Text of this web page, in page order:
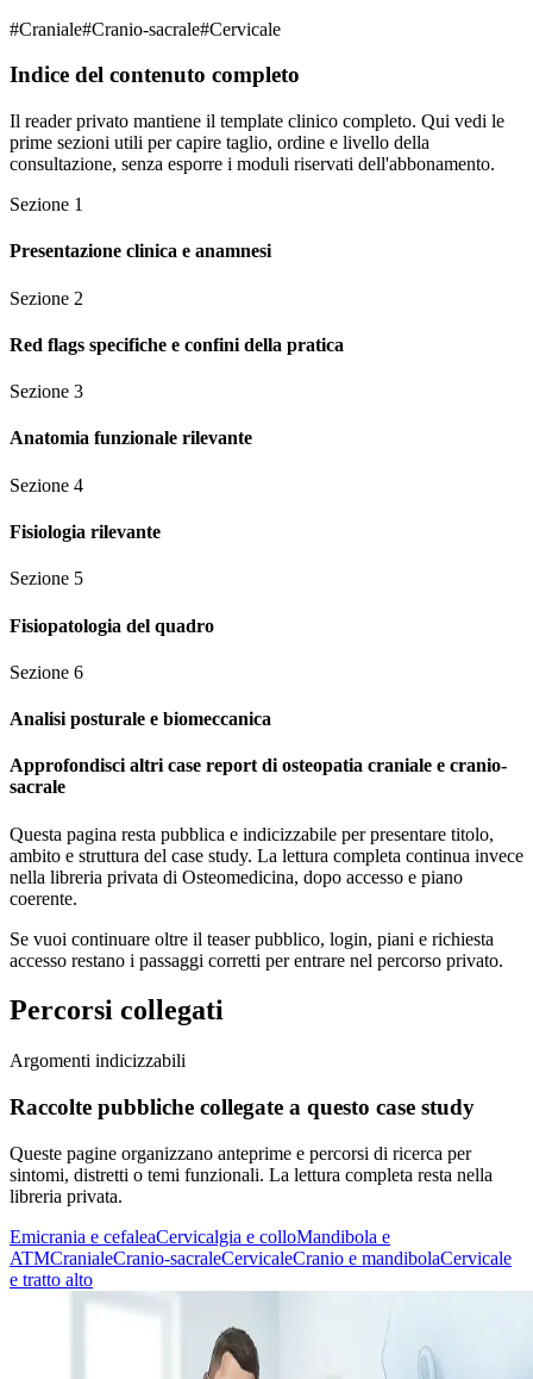
#Craniale#Cranio-sacrale#Cervicale
Indice del contenuto completo
Il reader privato mantiene il template clinico completo. Qui vedi le
prime sezioni utili per capire taglio, ordine e livello della
consultazione, senza esporre i moduli riservati dell'abbonamento.
Sezione 1
Presentazione clinica e anamnesi
Sezione 2
Red flags specifiche e confini della pratica
Sezione 3
Anatomia funzionale rilevante
Sezione 4
Fisiologia rilevante
Sezione 5
Fisiopatologia del quadro
Sezione 6
Analisi posturale e biomeccanica
Approfondisci altri case report di osteopatia craniale e cranio-
sacrale
Questa pagina resta pubblica e indicizzabile per presentare titolo,
ambito e struttura del case study. La lettura completa continua invece
nella libreria privata di Osteomedicina, dopo accesso e piano
coerente.
Se vuoi continuare oltre il teaser pubblico, login, piani e richiesta
accesso restano i passaggi corretti per entrare nel percorso privato.
Percorsi collegati
Argomenti indicizzabili
Raccolte pubbliche collegate a questo case study
Queste pagine organizzano anteprime e percorsi di ricerca per
sintomi, distretti o temi funzionali. La lettura completa resta nella
libreria privata.
Emicrania e cefaleaCervicalgia e colloMandibola e
ATMCranialeCranio-sacraleCervicaleCranio e mandibolaCervicale
e tratto alto